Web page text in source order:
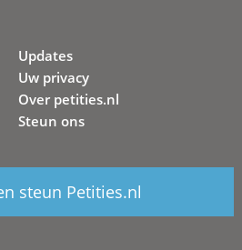
Updates
Uw privacy
Over petities.nl
Steun ons
steun Petities.nl